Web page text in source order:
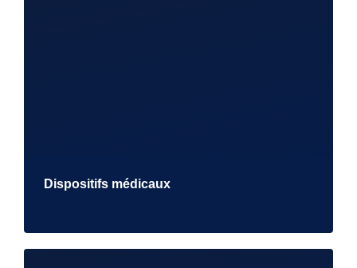
Dispositifs médicaux